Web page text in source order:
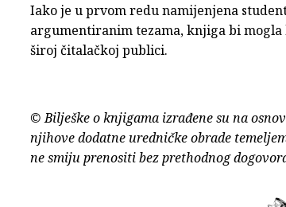
Iako je u prvom redu namijenjena
argumentiranim tezama, knjiga bi
široj čitalačkoj publici.
© Bilješke o knjigama izrađene su na
njihove dodatne uredničke obrade
ne smiju prenositi bez prethodnog